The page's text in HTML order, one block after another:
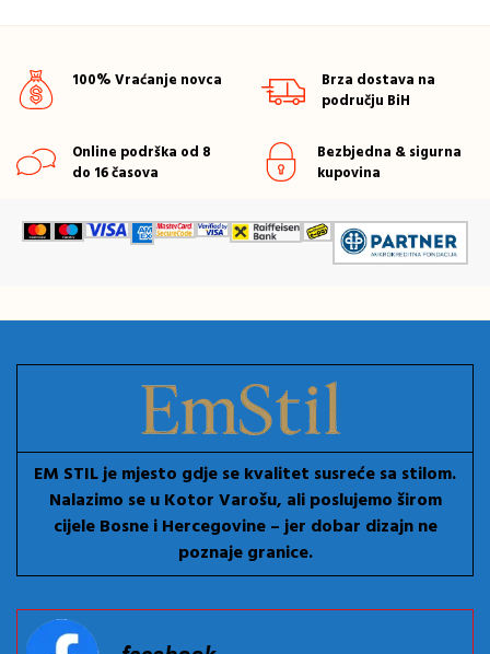
100% Vraćanje novca
Brza dostava na
području BiH
Online podrška od 8
do 16 časova
Bezbjedna & sigurna
kupovina
EM STIL je mjesto gdje se kvalitet susreće sa stilom.
Nalazimo se u Kotor Varošu, ali poslujemo širom
cijele Bosne i Hercegovine – jer dobar dizajn ne
poznaje granice.